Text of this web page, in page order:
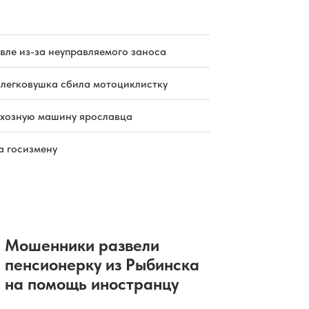
из-за неуправляемого заноса
сбила мотоциклистку
машину ярославца
госизмену
Мошенники развели
пенсионерку из Рыбинска
на помощь иностранцу